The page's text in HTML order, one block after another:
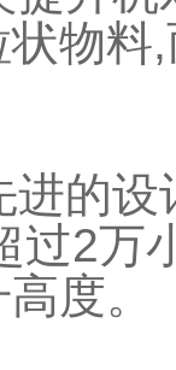
物
的
过2万
度。